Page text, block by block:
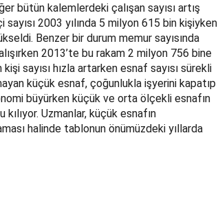
bütün kalemlerdeki çalışan sayısı artış
2003 yılında 5 milyon 615 bin kişiyken
Benzer bir durum memur sayısında
2013’te bu rakam 2 milyon 756 bine
sayısı hızla artarken esnaf sayısı sürekli
küçük esnaf, çoğunlukla işyerini kapatıp
büyürken küçük ve orta ölçekli esnafın
kılıyor. Uzmanlar, küçük esnafın
halinde tablonun önümüzdeki yıllarda